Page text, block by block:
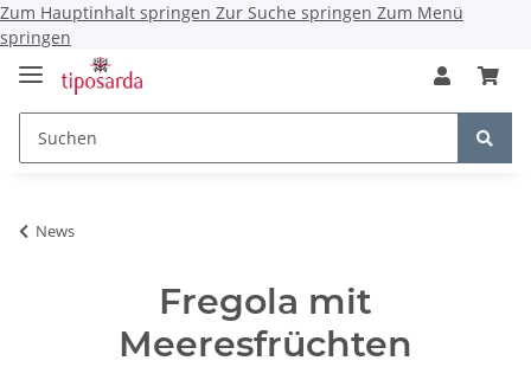
Zum Hauptinhalt springen Zur Suche springen Zum Menü
springen
News
Fregola mit
Meeresfrüchten